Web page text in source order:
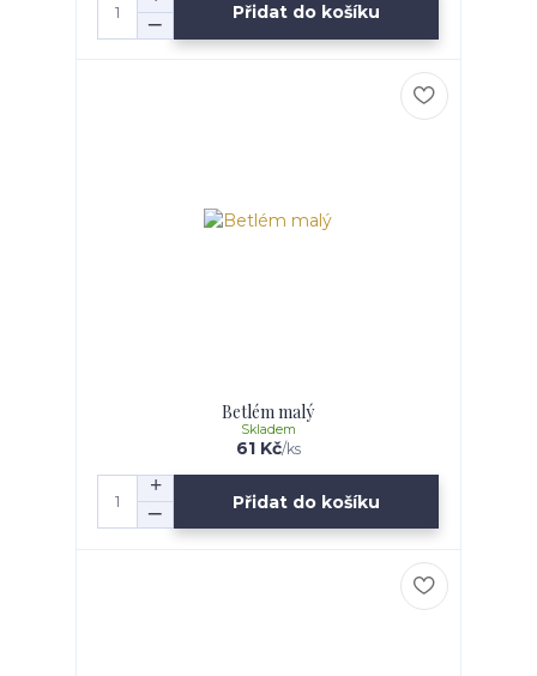
Přidat do košíku
Betlém malý
61 Kč/ks
Skladem
Přidat do košíku